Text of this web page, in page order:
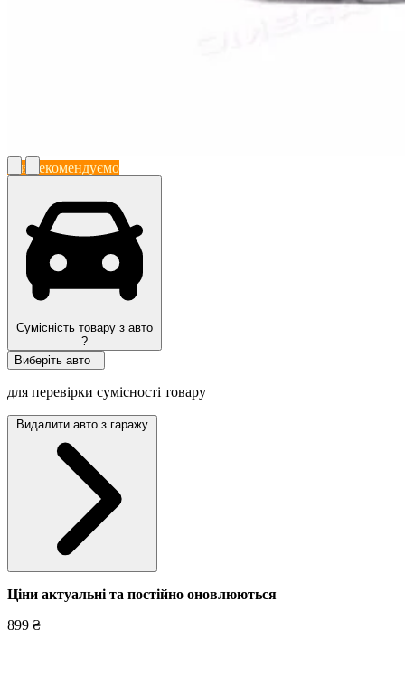
Ми рекомендуємо
Сумісність товару з авто
?
Виберіть авто
для перевірки сумісності товару
Видалити авто з гаражу
Ціни актуальні та постійно оновлюються
899 ₴